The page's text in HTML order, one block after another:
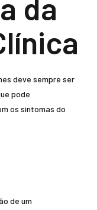
da
deve sempre ser
pode
os sintomas do
de um